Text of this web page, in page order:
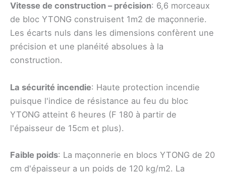
Vitesse de construction – précision: 6,6 morceaux
de bloc YTONG construisent 1m2 de maçonnerie.
Les écarts nuls dans les dimensions confèrent une
précision et une planéité absolues à la
construction.
La sécurité incendie: Haute protection incendie
puisque l'indice de résistance au feu du bloc
YTONG atteint 6 heures (F 180 à partir de
l'épaisseur de 15cm et plus).
Faible poids: La maçonnerie en blocs YTONG de 20
cm d'épaisseur a un poids de 120 kg/m2. La